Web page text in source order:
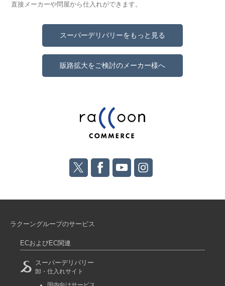
直接メーカーや問屋から仕入れができます。
スーパーデリバリーをもっと見る
販路拡大をご検討のメーカー様へ
ラクーングループのサービス
ECおよびEC関連
スーパーデリバリー
卸・仕入れサイト